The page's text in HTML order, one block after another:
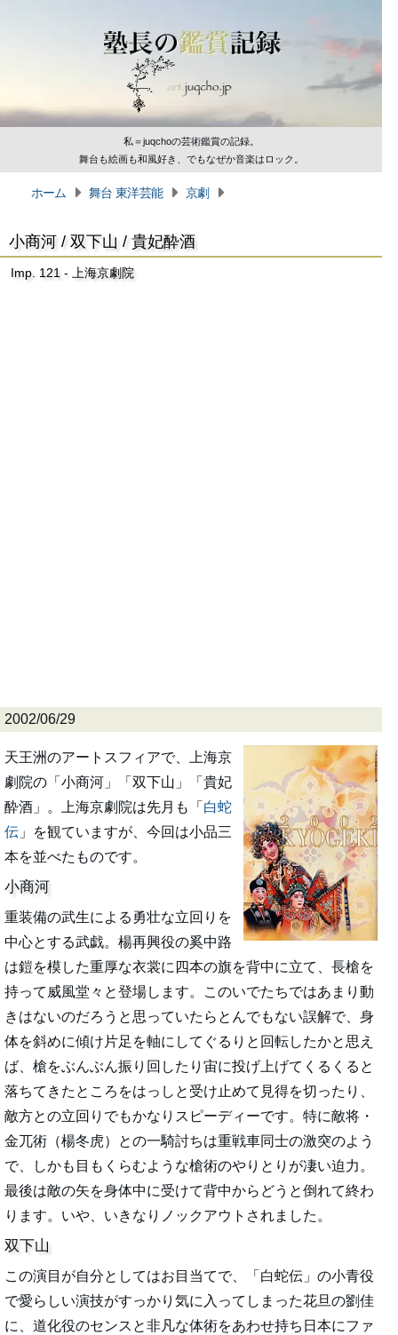
私＝juqchoの芸術鑑賞の記録。
舞台も絵画も和風好き、でもなぜか音楽はロック。
ホーム 舞台 東洋芸能 京劇
小商河 / 双下山 / 貴妃酔酒
Imp. 121 - 上海京劇院
2002/06/29
天王洲のアートスフィアで、上海京
劇院の「小商河」「双下山」「貴妃
酔酒」。上海京劇院は先月も「 白蛇
伝 」を観ていますが、今回は小品三
本を並べたものです。
小商河
重装備の武生による勇壮な立回りを
中心とする武戯。楊再興役の奚中路
は鎧を模した重厚な衣裳に四本の旗を背中に立て、長槍を
持って威風堂々と登場します。このいでたちではあまり動
きはないのだろうと思っていたらとんでもない誤解で、身
体を斜めに傾け片足を軸にしてぐるりと回転したかと思え
ば、槍をぶんぶん振り回したり宙に投げ上げてくるくると
落ちてきたところをはっしと受け止めて見得を切ったり、
敵方との立回りでもかなりスピーディーです。特に敵将・
金兀術（楊冬虎）との一騎討ちは重戦車同士の激突のよう
で、しかも目もくらむような槍術のやりとりが凄い迫力。
最後は敵の矢を身体中に受けて背中からどうと倒れて終わ
ります。いや、いきなりノックアウトされました。
双下山
この演目が自分としてはお目当てで、「白蛇伝」の小青役
で愛らしい演技がすっかり気に入ってしまった花旦の劉佳
に、道化役のセンスと非凡な体術をあわせ持ち日本にファ